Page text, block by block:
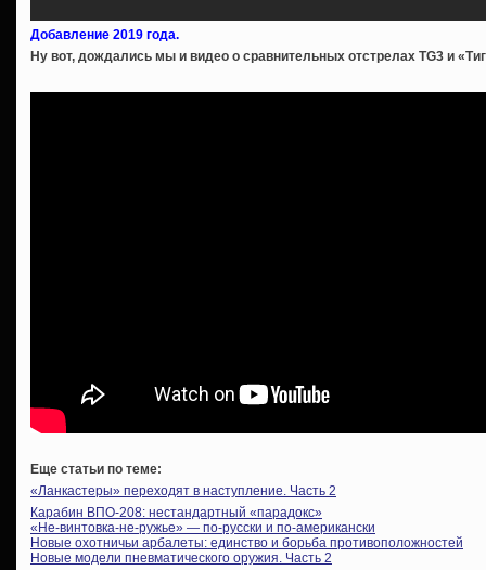
Добавление 2019 года.
Ну вот, дождались мы и видео о сравнительных отстрелах TG3 и
Еще статьи по теме:
«Ланкастеры» переходят в наступление. Часть 2
Карабин ВПО-208: нестандартный «парадокс»
«Не-винтовка-не-ружье» — по-русски и по-американски
Новые охотничьи арбалеты: единство и борьба противоположностей
Новые модели пневматического оружия. Часть 2